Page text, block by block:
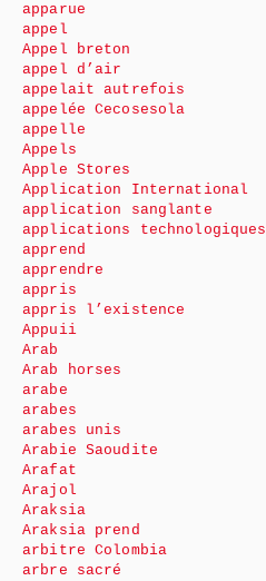
apparue
appel
Appel breton
appel d’air
appelait autrefois
appelée Cecosesola
appelle
Appels
Apple Stores
Application International
application sanglante
applications technologiques
apprend
apprendre
appris
appris l’existence
Appuii
Arab
Arab horses
arabe
arabes
arabes unis
Arabie Saoudite
Arafat
Arajol
Araksia
Araksia prend
arbitre Colombia
arbre sacré